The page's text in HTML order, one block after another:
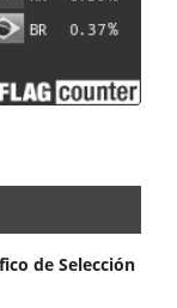
de Selección